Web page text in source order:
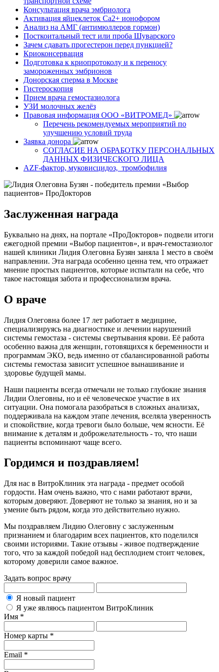
Консультация врача эмбриолога
Активация яйцеклеток Са2+ ионофором
Анализ на АМГ (антимюллеров гормон)
Посткоитальный тест или проба Шуварского
Зачем сдавать прогестерон перед пункцией?
Криоконсервация
Подготовка к криопротоколу и к переносу
замороженных эмбрионов
Донорская сперма в Москве
Гистероскопия
Прием врача гемостазиолога
УЗИ молочных желёз
Правовая информация ООО «ВИТРОМЕД»
Перечень рекомендуемых мероприятий по
улучшению условий труда
Заявка донора
СОГЛАСИЕ НА ОБРАБОТКУ ПЕРСОНАЛЬНЫХ
ДАННЫХ ФИЗИЧЕСКОГО ЛИЦА
AZF-фактор, муковисцидоз, тромбофилия
Заслуженная награда
Буквально на днях, на портале «ПроДокторов» подвели итоги
ежегодной премии «Выбор пациентов», и врач-гемостазиолог
нашей клиники Лидия Олеговна Бузян заняла 1 место в своём
направлении. Эта награда особенно ценна тем, что отражает
мнение простых пациентов, которые испытали на себе, что
такое настоящая забота и профессионализм врача.
О враче
Лидия Олеговна более 17 лет работает в медицине,
специализируясь на диагностике и лечении нарушений
системы гемостаза - системы свертывания крови. Её работа
особенно важна для женщин, готовящихся к беременности и
программам ЭКО, ведь именно от сбалансированной работы
системы гемостаза зависит успешное вынашивание и
здоровье будущей мамы.
Наши пациенты всегда отмечали не только глубокие знания
Лидии Олеговны, но и её человеческое участие в их
ситуации. Она помогала разобраться в сложных анализах,
поддерживала на каждом этапе лечения, вселяла уверенность
и спокойствие, когда тревоги было больше, чем ясности. Её
внимание к деталям и доброжелательность - то, что наши
пациенты вспоминают чаще всего.
Гордимся и поздравляем!
Для нас в ВитроКлиник эта награда - предмет особой
гордости. Нам очень важно, что с нами работают врачи,
которым доверяют. Доверяют не только за знания, но и за
умение быть рядом, когда это действительно нужно.
Мы поздравляем Лидию Олеговну с заслуженным
признанием и благодарим всех пациентов, кто поделился
своими историями. Такие отзывы - живое подтверждение
того, что за каждой победой над бесплодием стоит человек,
которому доверили самое важное.
Задать вопрос врачу
Я новый пациент
Я уже являюсь пациентом ВитроКлиник
Имя *
Номер карты *
Email *